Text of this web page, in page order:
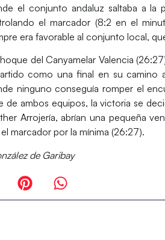
el conjunto andaluz saltaba a la
el marcador (8:2 en el
era favorable al conjunto local,
delCanyamelar Valencia
como una final en su
ninguno conseguía romper el
de ambos equipos, la victoria se
Arrojería, abrían una pequeña
marcador por la mínima (26:27).
de Garibay